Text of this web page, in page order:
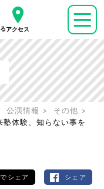
アクセス
公演情報
その他
体験、知らない事を
シェア シェア